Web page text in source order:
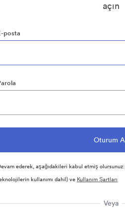
açın
posta
ederek, aşağıdakileri kabul etmiş olursunuz:
kullanımı dahil) ve Kullanım Şartları
Veya